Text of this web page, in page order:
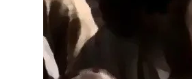
I primi
Novena al